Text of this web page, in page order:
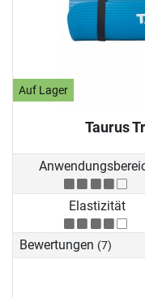
Auf Lager
Taurus
Elastizität
Bewertungen (7)